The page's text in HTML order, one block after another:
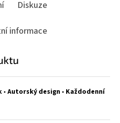
Diskuze
informace
• Autorský design • Každodenní